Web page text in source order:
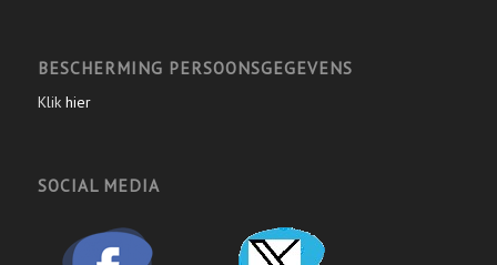
BESCHERMING PERSOONSGEGEVENS
Klik hier
SOCIAL MEDIA